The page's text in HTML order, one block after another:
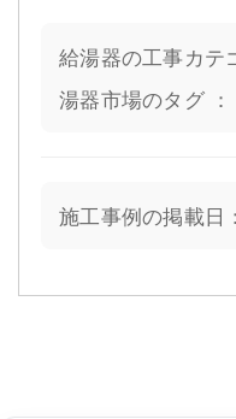
給湯器の工事カテ
湯器市場のタグ ：
施工事例の掲載